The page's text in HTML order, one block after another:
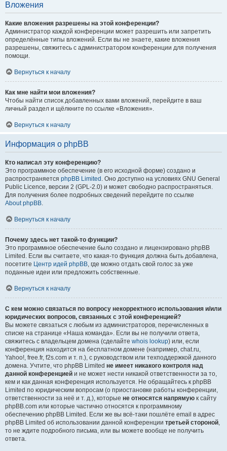
Вложения
Какие вложения разрешены на этой конференции?
Администратор каждой конференции может разрешить или запретить
определённые типы вложений. Если вы не знаете, какие вложения
разрешены, свяжитесь с администратором конференции для получения
помощи.
Вернуться к началу
Как мне найти мои вложения?
Чтобы найти список добавленных вами вложений, перейдите в ваш
личный раздел и щёлкните по ссылке «Вложения».
Вернуться к началу
Информация о phpBB
Кто написал эту конференцию?
Это программное обеспечение (в его исходной форме) создано и
распространяется phpBB Limited . Оно доступно на условиях GNU General
Public Licence, версии 2 (GPL-2.0) и может свободно распространяться.
Для получения более подробных сведений перейдите по ссылке
About phpBB.
Вернуться к началу
Почему здесь нет такой-то функции?
Это программное обеспечение было создано и лицензировано phpBB
Limited. Если вы считаете, что какая-то функция должна быть добавлена,
посетите Центр идей phpBB, где можно отдать свой голос за уже
поданные идеи или предложить собственные.
Вернуться к началу
С кем можно связаться по вопросу некорректного использования и/или
юридических вопросов, связанных с этой конференцией?
Вы можете связаться с любым из администраторов, перечисленных в
списке на странице «Наша команда». Если вы не получили ответа,
свяжитесь с владельцем домена (сделайте whois lookup) или, если
конференция находится на бесплатном домене (например, chat.ru,
Yahoo!, free.fr, f2s.com и т. п.), с руководством или техподдержкой данного
домена. Учтите, что phpBB Limited не имеет никакого контроля над
данной конференцией и не может нести никакой ответственности за то,
кем и как данная конференция используется. Не обращайтесь к phpBB
Limited по юридическим вопросам (о приостановке работы конференции,
ответственности за неё и т. д.), которые не относятся напрямую к сайту
phpBB.com или которые частично относятся к программному
обеспечению phpBB Limited. Если же вы всё-таки пошлёте email в адрес
phpBB Limited об использовании данной конференции третьей стороной,
то не ждите подробного письма, или вы можете вообще не получить
ответа.